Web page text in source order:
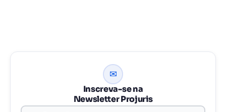
✉
Inscreva-se na
Newsletter Projuris